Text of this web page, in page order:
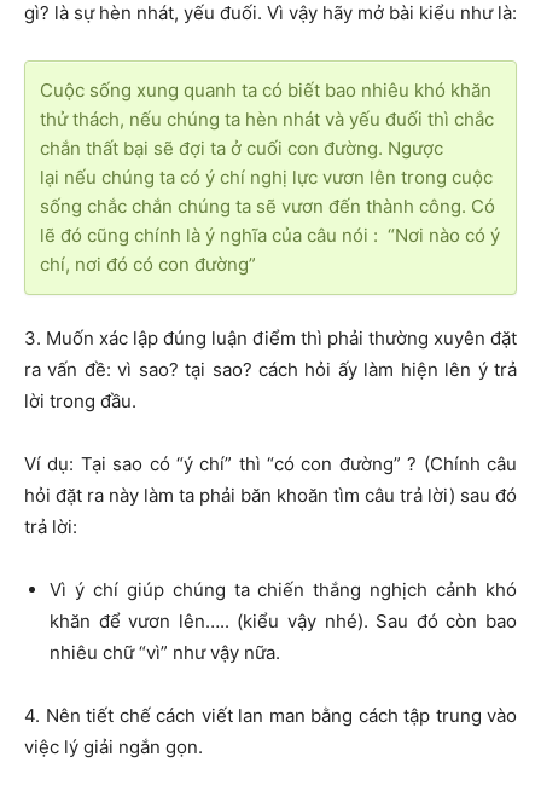
gì? là sự hèn nhát, yếu đuối. Vì vậy hãy mở bài kiểu như là:
Cuộc sống xung quanh ta có biết bao nhiêu khó khăn
thử thách, nếu chúng ta hèn nhát và yếu đuối thì chắc
chắn thất bại sẽ đợi ta ở cuối con đường. Ngược
lại nếu chúng ta có ý chí nghị lực vươn lên trong cuộc
sống chắc chắn chúng ta sẽ vươn đến thành công. Có
lẽ đó cũng chính là ý nghĩa của câu nói : “Nơi nào có ý
chí, nơi đó có con đường”
3. Muốn xác lập đúng luận điểm thì phải thường xuyên đặt
ra vấn đề: vì sao? tại sao? cách hỏi ấy làm hiện lên ý trả
lời trong đầu.
Ví dụ: Tại sao có “ý chí” thì “có con đường” ? (Chính câu
hỏi đặt ra này làm ta phải băn khoăn tìm câu trả lời) sau đó
trả lời:
Vì ý chí giúp chúng ta chiến thắng nghịch cảnh khó
khăn để vươn lên….. (kiểu vậy nhé). Sau đó còn bao
nhiêu chữ “vì” như vậy nữa.
4. Nên tiết chế cách viết lan man bằng cách tập trung vào
việc lý giải ngắn gọn.